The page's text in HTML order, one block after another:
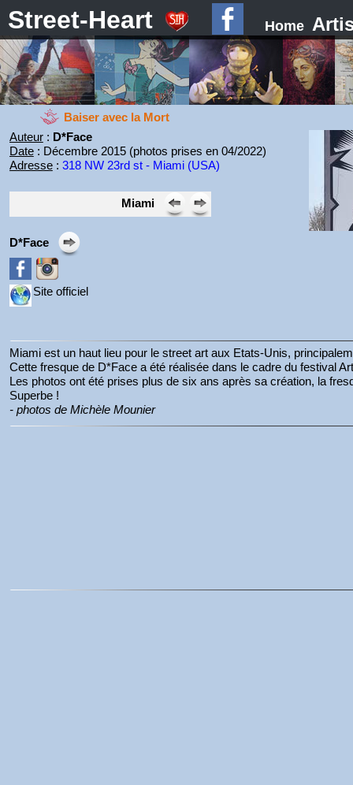
Street-Heart Home
Baiser avec la Mort
Auteur: D*Face
Date: Décembre 2015 (photos prises en 04/2022)
Adresse: 318 NW 23rd st - Miami (USA)
Miami
D*Face
Site officiel
Miami est un haut lieu pour le street art aux Etats-Unis,
Cette fresque de D*Face a été réalisée dans le cadre du festival
Les photos ont été prises plus de six ans après sa création, la
Superbe !
- photos de Michèle Mounier